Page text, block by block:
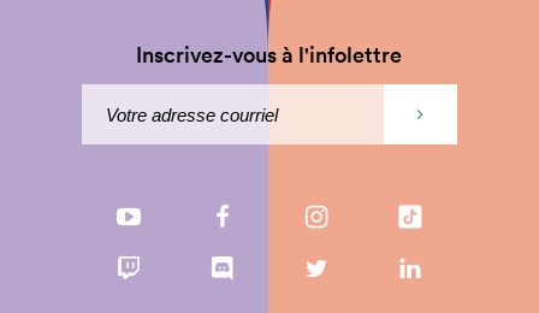
Inscrivez-vous à l'infolettre